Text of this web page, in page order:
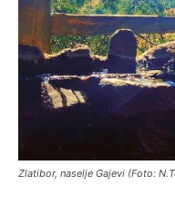
Zlatibor, naselje Gajevi (Foto: